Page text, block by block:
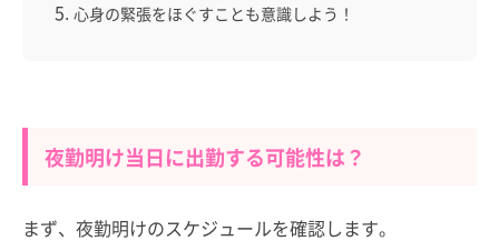
心身の緊張をほぐすことも意識しよう！
夜勤明け当日に出勤する可能性は？
まず、夜勤明けのスケジュールを確認します。